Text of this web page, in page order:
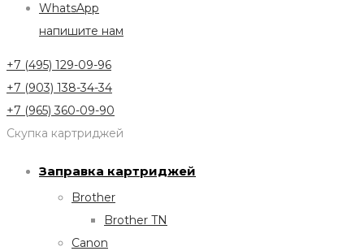
WhatsApp
напишите нам
+7 (495) 129-09-96
+7 (903) 138-34-34
+7 (965) 360-09-90
Скупка картриджей
Заправка картриджей
Brother
Brother TN
Canon